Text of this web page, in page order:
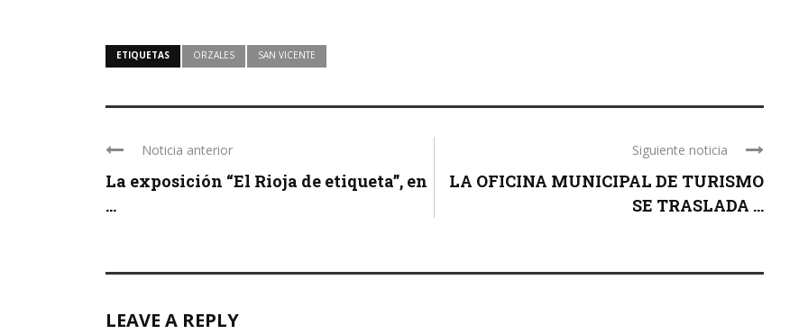
ETIQUETAS ORZALES SAN VICENTE
Noticia anterior
La exposición “El Rioja de etiqueta”, en
...
Siguiente noticia
LA OFICINA MUNICIPAL DE TURISMO
SE TRASLADA ...
LEAVE A REPLY